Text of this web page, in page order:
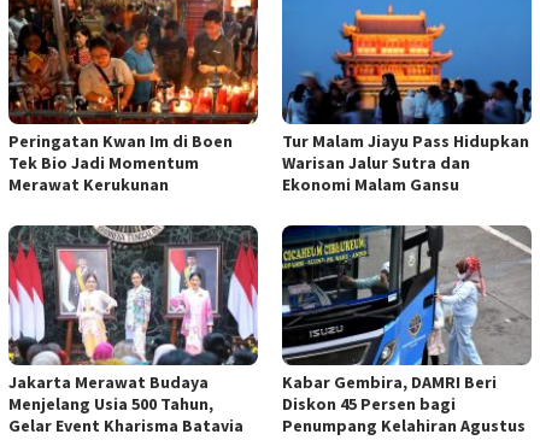
Peringatan Kwan Im di Boen
Tek Bio Jadi Momentum
Merawat Kerukunan
Tur Malam Jiayu Pass Hidupkan
Warisan Jalur Sutra dan
Ekonomi Malam Gansu
Jakarta Merawat Budaya
Menjelang Usia 500 Tahun,
Gelar Event Kharisma Batavia
Kabar Gembira, DAMRI Beri
Diskon 45 Persen bagi
Penumpang Kelahiran Agustus